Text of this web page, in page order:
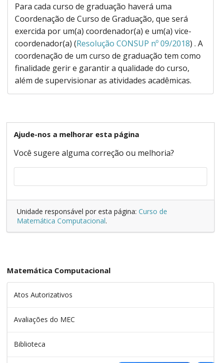
Para cada curso de graduação haverá uma
Coordenação de Curso de Graduação, que será
exercida por um(a) coordenador(a) e um(a) vice-
coordenador(a) (Resolução CONSUP nº 09/2018) . A
coordenação de um curso de graduação tem como
finalidade gerir e garantir a qualidade do curso,
além de supervisionar as atividades acadêmicas.
Ajude-nos a melhorar esta página
Você sugere alguma correção ou melhoria?
Unidade responsável por esta página: Curso de
Matemática Computacional.
Matemática Computacional
Atos Autorizativos
Avaliações do MEC
Biblioteca